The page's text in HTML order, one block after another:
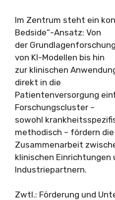
Im Zentrum steht ein
Bedside“-Ansatz: Von
der
von KI-Modellen bis hin
zur klinischen
direkt in die
Patientenversorgung
Forschungscluster –
sowohl
methodisch – fördern die
Zusammenarbeit
klinischen Einrichtungen
Industriepartnern.
Zwtl.: Förderung und